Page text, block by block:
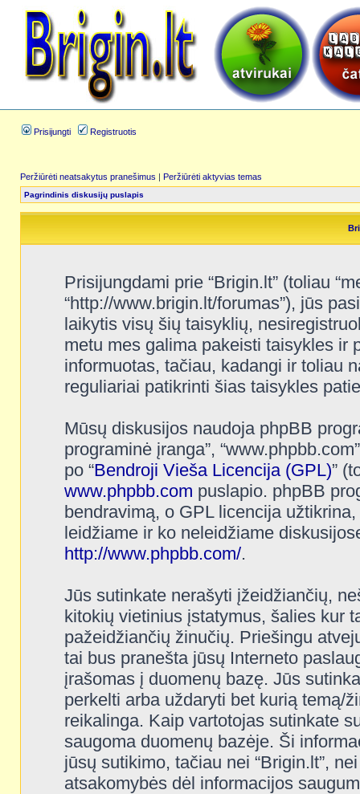
Prisijungti Registruotis
Peržiūrėti neatsakytus pranešimus | Peržiūrėti aktyvias temas
Pagrindinis diskusijų puslapis
Prisijungdami prie “Brigin.lt” (toliau
“http://www.brigin.lt/forumas”), jūs
laikytis visų šių taisyklių,
metu mes galima pakeisti taisykles ir
informuotas, tačiau, kadangi ir toliau
reguliariai patikrinti šias taisykles
Mūsų diskusijos naudoja phpBB
programinė įranga”,
po “Bendroji Vieša Licencija (GPL)”
www.phpbb.com puslapio. phpBB
bendravimą, o GPL licencija
leidžiame ir ko neleidžiame
http://www.phpbb.com/.
Jūs sutinkate nerašyti įžeidžiančių,
kitokių vietinius įstatymus, šalies kur
pažeidžiančių žinučių. Priešingu
tai bus pranešta jūsų Interneto
įrašomas į duomenų bazę. Jūs
perkelti arba uždaryti bet kurią temą/
reikalinga. Kaip vartotojas sutinkate
saugoma duomenų bazėje. Ši
jūsų sutikimo, tačiau nei “Brigin.lt”,
atsakomybės dėl informacijos